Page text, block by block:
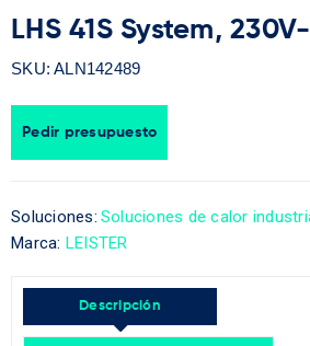
LHS 41S System,
SKU: ALN142489
Pedir presupuesto
Soluciones: Soluciones de calor
Marca: LEISTER
Descripción